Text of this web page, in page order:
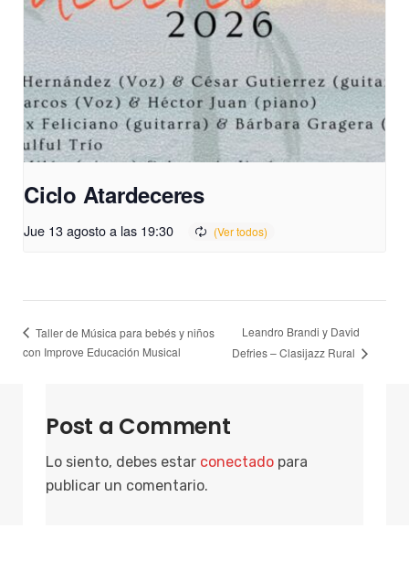
Ciclo Atardeceres
Jue 13 agosto a las 19:30
Taller de Música para bebés y niños
con Improve Educación Musical
Leandro Brandi y David
Defries – Clasijazz Rural
Post a Comment
Lo siento, debes estar conectado para
publicar un comentario.